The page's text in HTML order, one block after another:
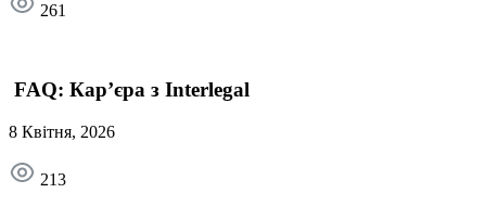
261
FAQ: Кар’єра з Interlegal
8 Квітня, 2026
213